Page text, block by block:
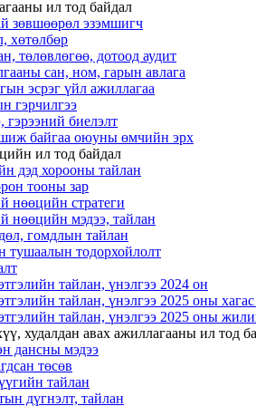
ил тод байдал
зөвшөөрөл эзэмшигч
хөтөлбөр
төлөвлөгөө, дотоод аудит
сан, ном, гарын авлага
эсрэг үйл ажиллагаа
гэрчилгээ
гэрээний биелэлт
байгаа оюуны өмчийн эрх
ил тод байдал
дэд хорооны тайлан
тооны зар
нөөцийн стратеги
нөөцийн мэдээ, тайлан
гомдлын тайлан
тушаалын тодорхойлолт
тайлан, үнэлгээ 2024 он
тайлан, үнэлгээ 2025 оны
тайлан, үнэлгээ 2025 оны
худалдан авах ажиллагааны ил тод
дансны мэдээ
төсөв
тайлан
дүгнэлт, тайлан